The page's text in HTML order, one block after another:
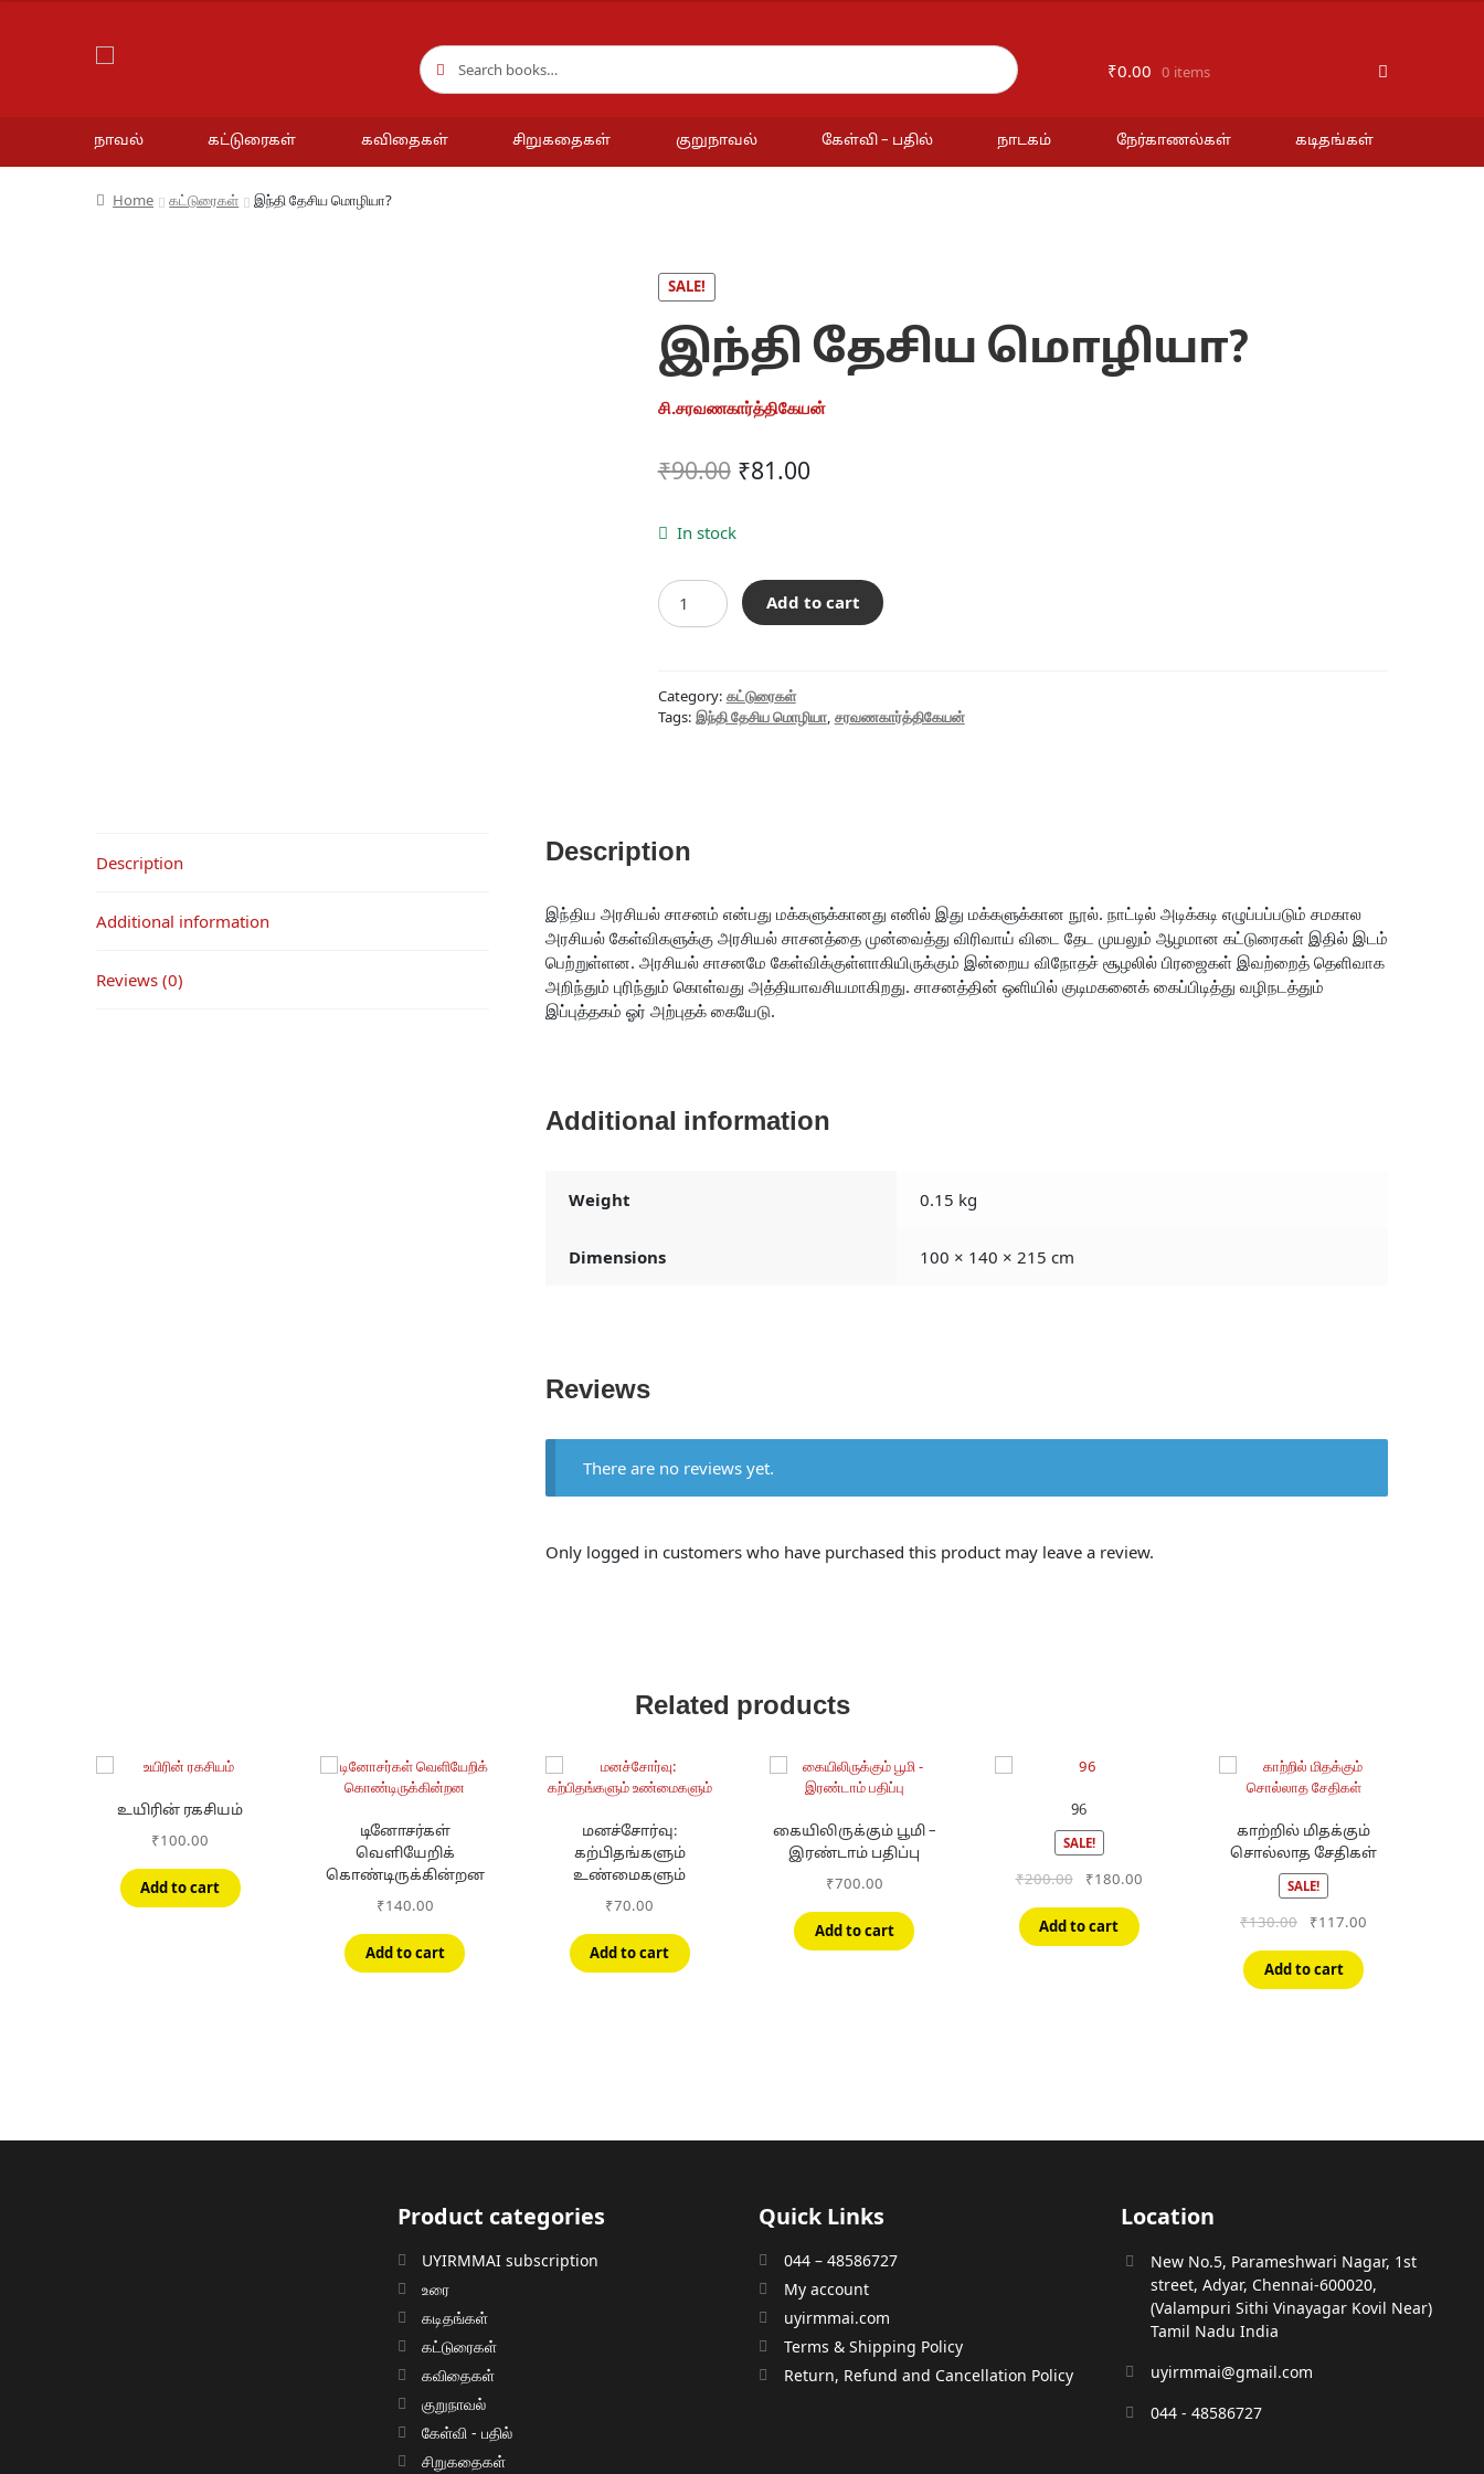
Search
for:
Search
₹0.00 0 items
நாவல் கட்டுரைகள் கவிதைகள் சிறுகதைகள் குறுநாவல் கேள்வி – பதில் நாடகம் நேர்காணல்கள் கடிதங்கள்
Home கட்டுரைகள் இந்தி தேசிய மொழியா?
SALE!
இந்தி தேசிய மொழியா?
சி.சரவணகார்த்திகேயன்
₹90.00 Original
was:
₹90.00.
₹81.00Current
₹81.00.
In stock
இந்தி
தேசிய
Add to cart
Category: கட்டுரைகள்
Tags: இந்தி தேசிய மொழியா, சரவணகார்த்திகேயன்
Description
Additional information
Reviews (0)
Description
இந்திய அரசியல் சாசனம் என்பது மக்களுக்கானது எனில் இது மக்களுக்கான நூல். நாட்டில் அடிக்கடி எழுப்பப்படும் சமகால
அரசியல் கேள்விகளுக்கு அரசியல் சாசனத்தை முன்வைத்து விரிவாய் விடை தேட முயலும் ஆழமான கட்டுரைகள் இதில் இடம்
பெற்றுள்ளன. அரசியல் சாசனமே கேள்விக்குள்ளாகியிருக்கும் இன்றைய விநோதச் சூழலில் பிரஜைகள் இவற்றைத் தெளிவாக‌
அறிந்தும் புரிந்தும் கொள்வது அத்தியாவசிய‌மாகிறது. சாசனத்தின் ஒளியில் குடிமகனைக் கைப்பிடித்து வழிநடத்தும்
இப்புத்தகம் ஓர் அற்புதக் கையேடு.
Additional information
Weight 0.15 kg
Dimensions 100 × 140 × 215 cm
Reviews
There are no reviews yet.
Only logged in customers who have purchased this product may leave a review.
Related products
உயிரின் ரகசியம்
₹100.00
Add to cart
டினோசர்கள்
வெளியேறிக்
கொண்டிருக்கின்றன
₹140.00
Add to cart
மனச்சோர்வு:
கற்பிதங்களும்
உண்மைகளும்
₹70.00
Add to cart
கையிலிருக்கும் பூமி –
இரண்டாம் பதிப்பு
₹700.00
Add to cart
96
SALE!
₹200.00
Original
was:
₹200.00.
₹180.00Current
Add to cart
காற்றில் மிதக்கும்
சொல்லாத சேதிகள்
SALE!
₹130.00
Original
was:
₹130.00.
₹117.00
Add to cart
Product categories
UYIRMMAI subscription
உரை
கடிதங்கள்
கட்டுரைகள்
கவிதைகள்
குறுநாவல்
கேள்வி - பதில்
சிறுகதைகள்
Quick Links
044 – 48586727
My account
uyirmmai.com
Terms & Shipping Policy
Return, Refund and Cancellation Policy
Location
New No.5, Parameshwari Nagar, 1st
street, Adyar, Chennai-600020,
(Valampuri Sithi Vinayagar Kovil Near)
Tamil Nadu India
uyirmmai@gmail.com
044 - 48586727